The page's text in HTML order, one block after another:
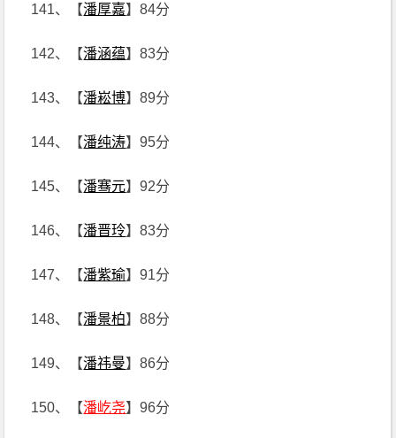
141、【潘厚嘉】84分
142、【潘涵蕴】83分
143、【潘崧博】89分
144、【潘纯涛】95分
145、【潘骞元】92分
146、【潘晋玲】83分
147、【潘紫瑜】91分
148、【潘景柏】88分
149、【潘祎曼】86分
150、【潘屹尧】96分